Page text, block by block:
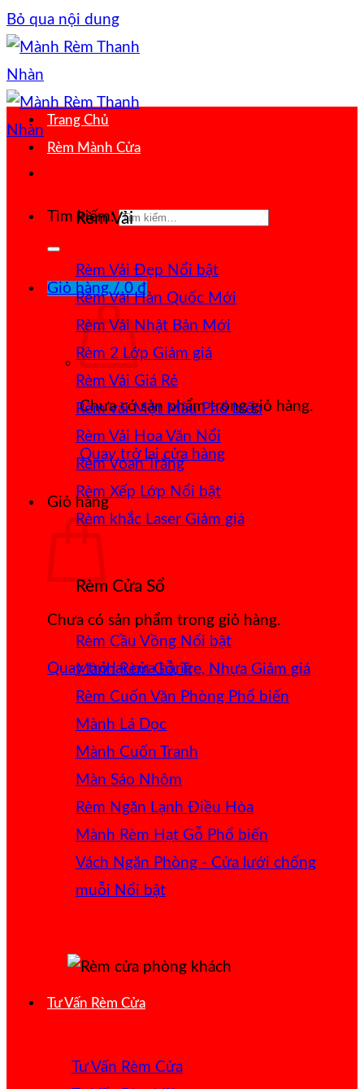
Bỏ qua nội dung
Tìm kiếm:
Giỏ hàng /0₫
Chưa có sản phẩm trong giỏ hàng.
Quay trở lại cửa hàng
Giỏ hàng
Chưa có sản phẩm trong giỏ hàng.
Quay trở lại cửa hàng
Trang Chủ
Rèm Mành Cửa
Rèm Vải
Rèm Vải Đẹp
Rèm Vải Hàn Quốc
Rèm Vải Nhật Bản
Rèm 2 Lớp
Rèm Vải Giá Rẻ
Rèm vải Một Màu
Rèm Vải Hoa Văn Nổi
Rèm Voan Trắng
Rèm Xếp Lớp
Rèm khắc Laser
Rèm Cửa Sổ
Rèm Cầu Vồng
Mành Rèm Gỗ, Tre, Nhựa
Rèm Cuốn Văn Phòng
Mành Lá Dọc
Mành Cuốn Tranh
Màn Sáo Nhôm
Rèm Ngăn Lạnh Điều Hòa
Mành Rèm Hạt Gỗ
Vách Ngăn Phòng - Cửa lưới chống
muỗi
Tư Vấn Rèm Cửa
Tư Vấn Rèm Cửa